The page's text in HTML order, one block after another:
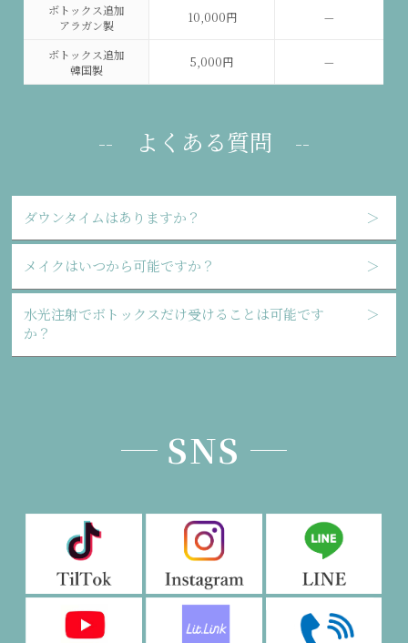
ボトックス追加
アラガン製
10,000円 —
ボトックス追加
韓国製
5,000円 —
-- よくある質問 --
ダウンタイムはありますか？ ＞
メイクはいつから可能ですか？ ＞
水光注射でボトックスだけ受けることは可能です
か？
＞
SNS